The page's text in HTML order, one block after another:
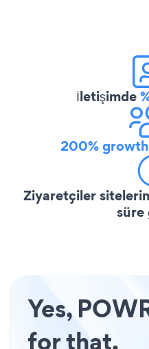
İletişimde
200% growth
Ziyaretçiler
süre
Yes,
for that.